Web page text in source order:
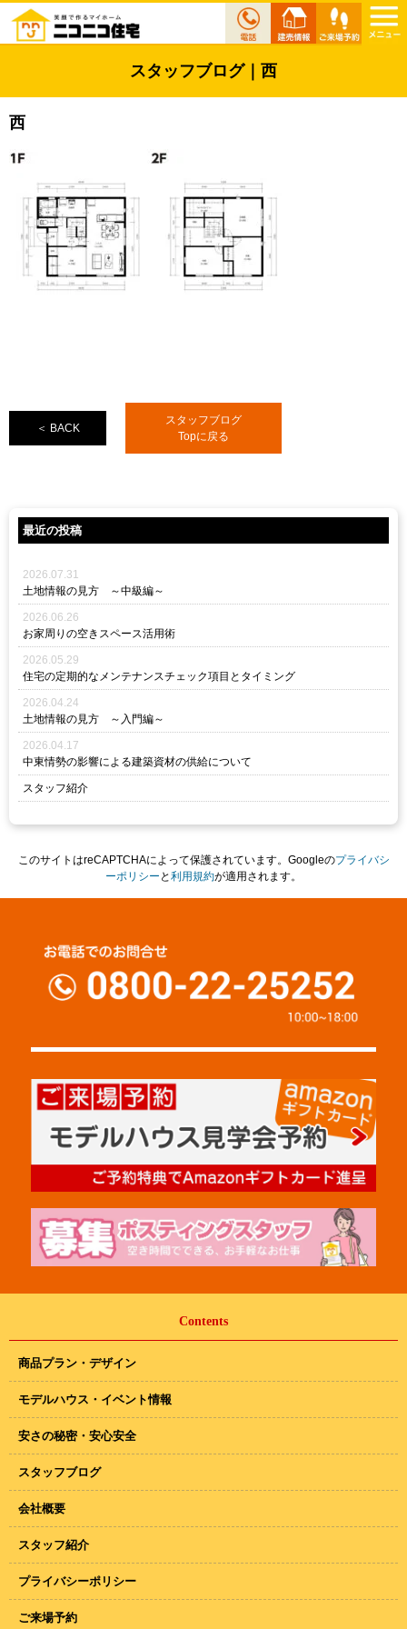
スタッフブログ｜西
西
＜ BACK
スタッフブログ
Topに戻る
最近の投稿
2026.07.31
土地情報の見方 ～中級編～
2026.06.26
お家周りの空きスペース活用術
2026.05.29
住宅の定期的なメンテナンスチェック項目とタイミング
2026.04.24
土地情報の見方 ～入門編～
2026.04.17
中東情勢の影響による建築資材の供給について
スタッフ紹介
このサイトはreCAPTCHAによって保護されています。Googleのプライバシ
ーポリシー と利用規約が適用されます。
Contents
商品プラン・デザイン
モデルハウス・イベント情報
安さの秘密・安心安全
スタッフブログ
会社概要
スタッフ紹介
プライバシーポリシー
ご来場予約